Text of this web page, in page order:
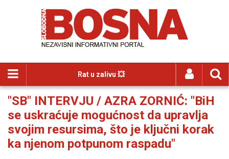
Rat u zalivu 💥
"SB" INTERVJU / AZRA ZORNIĆ: "BiH
se uskraćuje mogućnost da upravlja
svojim resursima, što je ključni korak
ka njenom potpunom raspadu"